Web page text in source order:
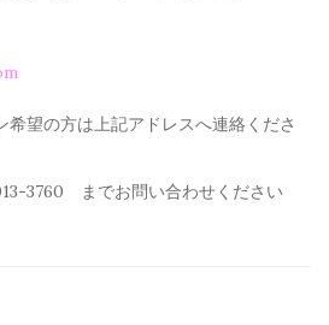
希望の方は上記アドレスへ連絡くださ
3760 までお問い合わせください